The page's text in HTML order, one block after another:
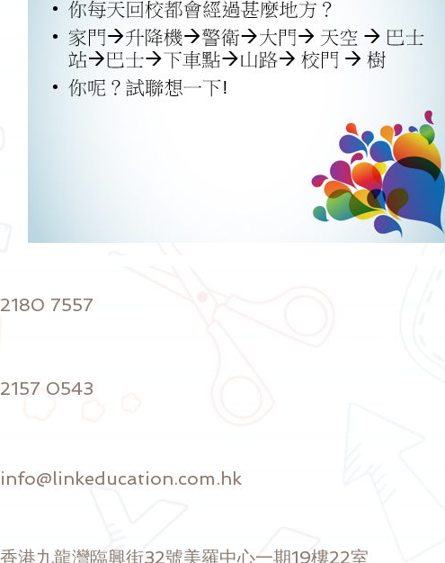
2180 7557
2157 0543
info@linkeducation.com.hk
香港九龍灣臨興街32號美羅中心一期19樓22室